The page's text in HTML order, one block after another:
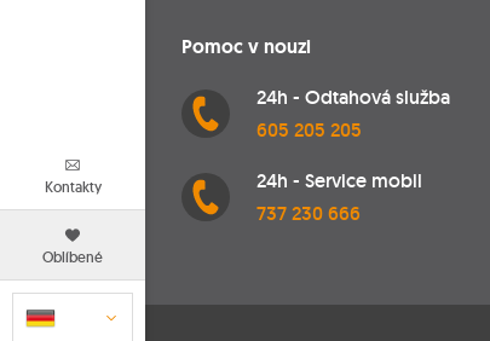
Kontakty
Oblíbené
Pomoc v nouzi
24h - Odtahová služba
605 205 205
24h - Service mobil
737 230 666